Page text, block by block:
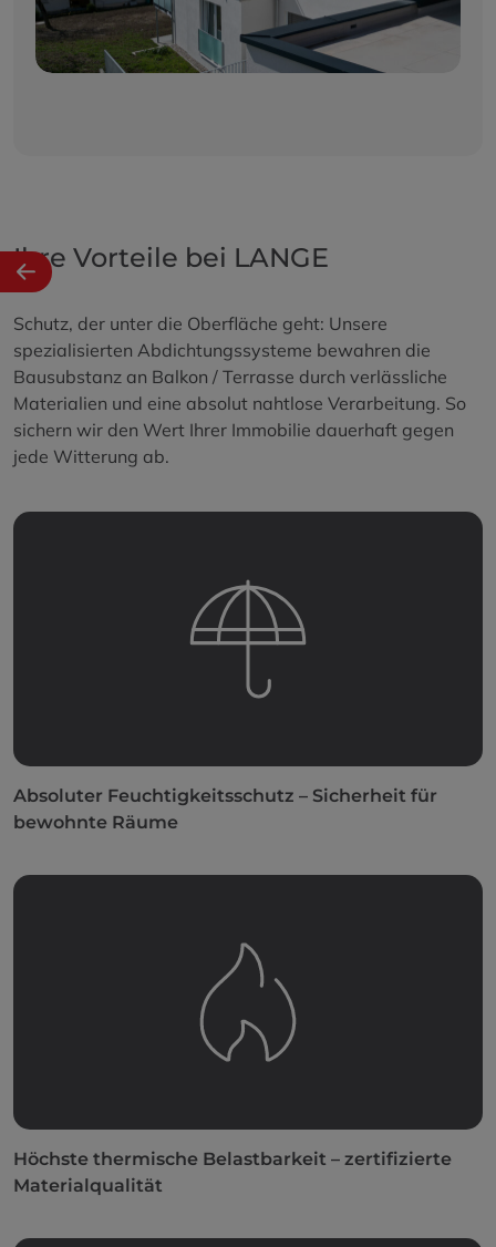
Ihre Vorteile bei LANGE
Schutz, der unter die Oberfläche geht: Unsere
spezialisierten Abdichtungssysteme bewahren die
Bausubstanz an Balkon / Terrasse durch verlässliche
Materialien und eine absolut nahtlose Verarbeitung. So
sichern wir den Wert Ihrer Immobilie dauerhaft gegen
jede Witterung ab.
Absoluter Feuchtigkeitsschutz – Sicherheit für
bewohnte Räume
Höchste thermische Belastbarkeit – zertifizierte
Materialqualität